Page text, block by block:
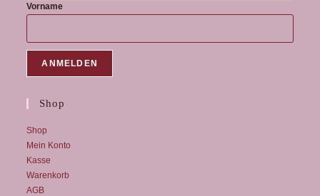
Vorname
Shop
Shop
Mein Konto
Kasse
Warenkorb
AGB